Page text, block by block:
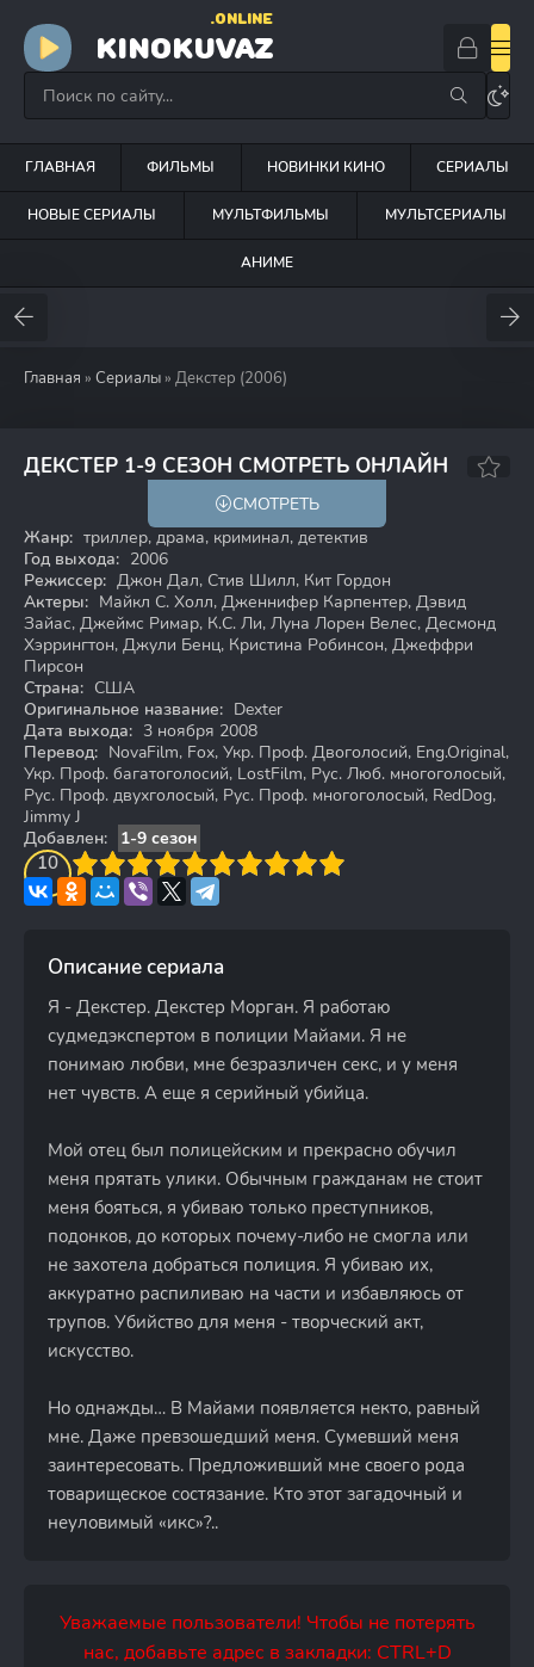
KINOKUVAZ
.ONLINE
ГЛАВНАЯ ФИЛЬМЫ НОВИНКИ КИНО СЕРИАЛЫ
НОВЫЕ СЕРИАЛЫ МУЛЬТФИЛЬМЫ МУЛЬТСЕРИАЛЫ
АНИМЕ
Главная » Сериалы » Декстер (2006)
ДЕКСТЕР 1-9 СЕЗОН СМОТРЕТЬ ОНЛАЙН
8.3 8.6
СМОТРЕТЬ
Жанр: триллер, драма, криминал, детектив
Год выхода: 2006
Режиссер: Джон Дал, Стив Шилл, Кит Гордон
Актеры: Майкл С. Холл, Дженнифер Карпентер, Дэвид
Зайас, Джеймс Римар, К.С. Ли, Луна Лорен Велес, Десмонд
Хэррингтон, Джули Бенц, Кристина Робинсон, Джеффри
Пирсон
Страна: США
Оригинальное название: Dexter
Дата выхода: 3 ноября 2008
Перевод: NovaFilm, Fox, Укр. Проф. Двоголосий, Eng.Original,
Укр. Проф. багатоголосий, LostFilm, Рус. Люб. многоголосый,
Рус. Проф. двухголосый, Рус. Проф. многоголосый, RedDog,
Jimmy J
Добавлен:
1-9 сезон
10
4 5 6 7 8 9 10
Описание сериала
Я - Декстер. Декстер Морган. Я работаю
судмедэкспертом в полиции Майами. Я не
понимаю любви, мне безразличен секс, и у меня
нет чувств. А еще я серийный убийца.
Мой отец был полицейским и прекрасно обучил
меня прятать улики. Обычным гражданам не стоит
меня бояться, я убиваю только преступников,
подонков, до которых почему-либо не смогла или
не захотела добраться полиция. Я убиваю их,
аккуратно распиливаю на части и избавляюсь от
трупов. Убийство для меня - творческий акт,
искусство.
Но однажды… В Майами появляется некто, равный
мне. Даже превзошедший меня. Сумевший меня
заинтересовать. Предложивший мне своего рода
товарищеское состязание. Кто этот загадочный и
неуловимый «икс»?..
Уважаемые пользователи! Чтобы не потерять
нас, добавьте адрес в закладки: CTRL+D